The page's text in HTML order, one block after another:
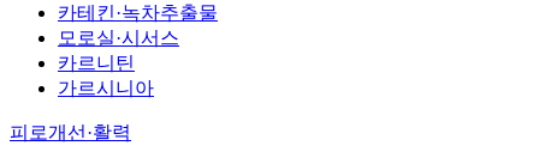
카테킨·녹차추출물
모로실·시서스
카르니틴
가르시니아
피로개선·활력